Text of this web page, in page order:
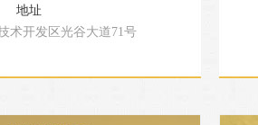
地址
术开发区光谷大道71号